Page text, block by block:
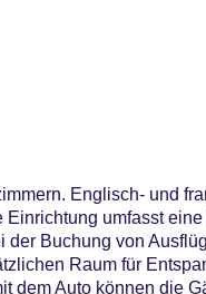
Englisch- und
umfasst
Buchung von
Raum für
dem Auto können die